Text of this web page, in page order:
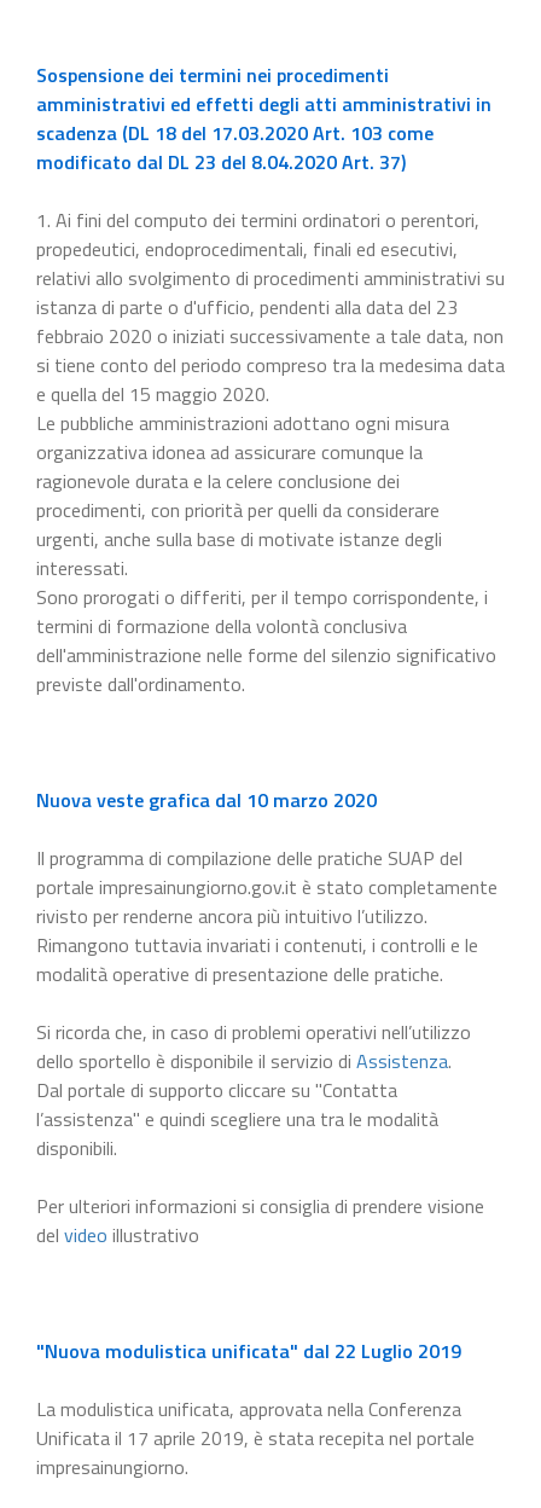
Sospensione dei termini nei procedimenti
amministrativi ed effetti degli atti amministrativi in
scadenza (DL 18 del 17.03.2020 Art. 103 come
modificato dal DL 23 del 8.04.2020 Art. 37)
1. Ai fini del computo dei termini ordinatori o perentori,
propedeutici, endoprocedimentali, finali ed esecutivi,
relativi allo svolgimento di procedimenti amministrativi su
istanza di parte o d'ufficio, pendenti alla data del 23
febbraio 2020 o iniziati successivamente a tale data, non
si tiene conto del periodo compreso tra la medesima data
e quella del 15 maggio 2020.
Le pubbliche amministrazioni adottano ogni misura
organizzativa idonea ad assicurare comunque la
ragionevole durata e la celere conclusione dei
procedimenti, con priorità per quelli da considerare
urgenti, anche sulla base di motivate istanze degli
interessati.
Sono prorogati o differiti, per il tempo corrispondente, i
termini di formazione della volontà conclusiva
dell'amministrazione nelle forme del silenzio significativo
previste dall'ordinamento.
Nuova veste grafica dal 10 marzo 2020
Il programma di compilazione delle pratiche SUAP del
portale impresainungiorno.gov.it è stato completamente
rivisto per renderne ancora più intuitivo l’utilizzo.
Rimangono tuttavia invariati i contenuti, i controlli e le
modalità operative di presentazione delle pratiche.
Si ricorda che, in caso di problemi operativi nell’utilizzo
dello sportello è disponibile il servizio di Assistenza.
Dal portale di supporto cliccare su "Contatta
l’assistenza" e quindi scegliere una tra le modalità
disponibili.
Per ulteriori informazioni si consiglia di prendere visione
del video illustrativo
"Nuova modulistica unificata" dal 22 Luglio 2019
La modulistica unificata, approvata nella Conferenza
Unificata il 17 aprile 2019, è stata recepita nel portale
impresainungiorno.